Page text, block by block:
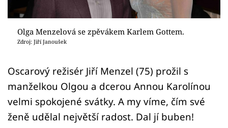
Sledujte prima+
Přihlášení
Sledujte nás
Olga Menzelová se zpěvákem Karlem Gottem.
Zdroj: Jiří Janoušek
Oscarový režisér Jiří Menzel (75) prožil s
manželkou Olgou a dcerou Annou Karolínou
velmi spokojené svátky. A my víme, čím své
ženě udělal největší radost. Dal jí buben!